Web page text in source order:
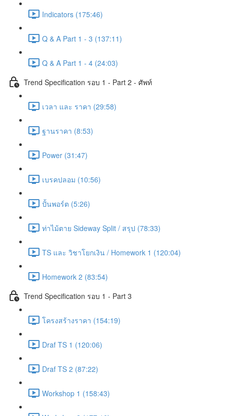
Indicators (175:46)
Q & A Part 1 - 3 (137:11)
Q & A Part 1 - 4 (24:03)
Trend Specification รอบ 1 - Part 2 - ศัพท์
เวลา และ ราคา (29:58)
ฐานราคา (8:53)
Power (31:47)
เบรคปลอม (10:56)
ปั้นพอร์ต (5:26)
ท่าไม้ตาย Sideway Split / สรุป (78:33)
TS และ วิชาโยกเงิน / Homework 1 (120:04)
Homework 2 (83:54)
Trend Specification รอบ 1 - Part 3
โครงสร้างราคา (154:19)
Draf TS 1 (120:06)
Draf TS 2 (87:22)
Workshop 1 (158:43)